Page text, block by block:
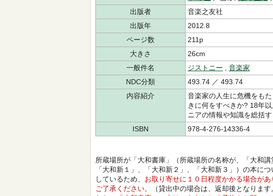
出版者
音楽之友社
出版年
2012.8
ページ数
211p
大きさ
26cm
一般件名
ジストニー
音楽家
NDC分類
493.74 ／ 493.74
内容紹介
音楽家の人生に危機をも
きに何をすべきか? 18年
ニアの情報や知識を総括す
ISBN
978-4-276-14336-4
所蔵場所が「大和書庫」（所蔵場所の名称が、「大和講
「大和新１」、「大和新２」、「大和新３」）の本に
しているため、 お取り寄せに１０日程度かかる場合があ
ご了承ください。
（貸出中の場合は、返却後となります